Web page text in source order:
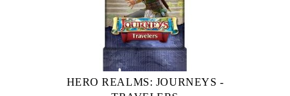
HERO REALMS: JOURNEYS -